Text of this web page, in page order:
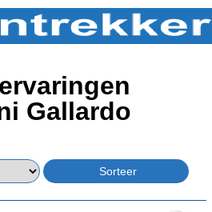
Gallardo